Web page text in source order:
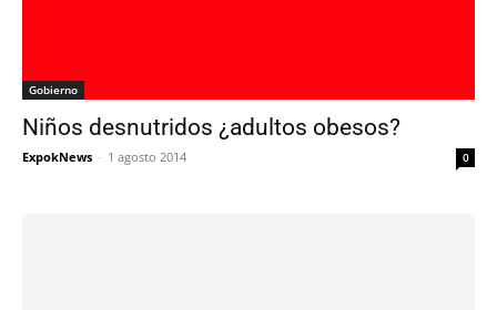
Gobierno
Niños desnutridos ¿adultos obesos?
ExpokNews - 1 agosto 2014 0